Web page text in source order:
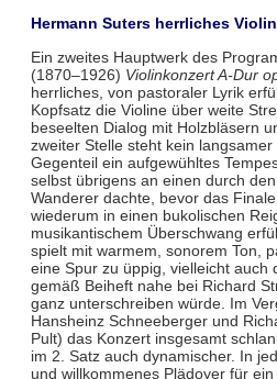
Hermann Suters herrliches
Ein zweites Hauptwerk des
(1870–1926) Violinkonzert A-Dur
herrliches, von pastoraler Lyrik
Kopfsatz die Violine über weite
beseelten Dialog mit Holzbläsern
zweiter Stelle steht kein
Gegenteil ein aufgewühltes
selbst übrigens an einen durch
Wanderer dachte, bevor das
wiederum in einen bukolischen
musikantischem Überschwang
spielt mit warmem, sonorem Ton,
eine Spur zu üppig, vielleicht auch
gemäß Beiheft nahe bei Richard
ganz unterschreiben würde. Im
Hansheinz Schneeberger und
Pult) das Konzert insgesamt
im 2. Satz auch dynamischer. In
und willkommenes Plädoyer für